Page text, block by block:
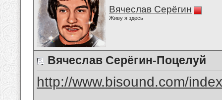
Вячеслав Серёгин
Живу я здесь
Вячеслав Серёгин-Поцелуй
http://www.bisound.com/